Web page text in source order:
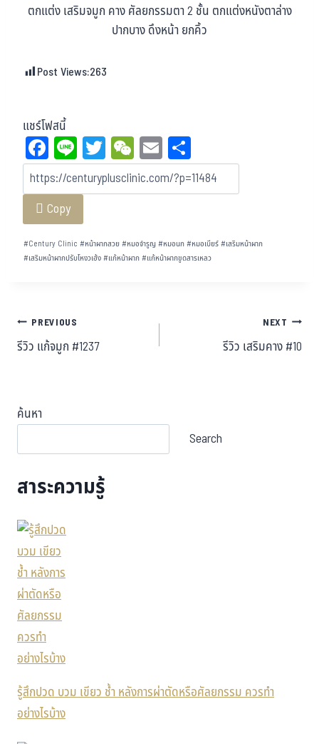
ตกแต่ง เสริมจมูก คาง ศัลยกรรมตา 2 ชั้น ตกแต่งหนังตาล่าง
ปากบาง ดึงหน้า ยกคิ้ว
Post Views:263
แชร์โฟสนี้
Fa
ce
bo
ok
Li
ne
T
wi
tt
W
eC
ha
E
m
ail
ar
e
Copy
#Century Clinic #หน้าผากสวย #หมอจำรูญ#หมอนก#หมอเบียร์ #เสริมหน้าผาก
#เสริมหน้าผากปรับโหงวเฮ้ง#แก้หน้าผาก#แก้หน้าผากขูดสารเหลว
PREVIOUS
รีวิว แก้จมูก #1237
NEXT
รีวิว เสริมคาง #10
ค้นหา
Search
สาระความรู้
รู้สึกปวด บวม เขียว ช้ำ หลังการผ่าตัดหรือศัลยกรรม ควรทำ
อย่างไรบ้าง